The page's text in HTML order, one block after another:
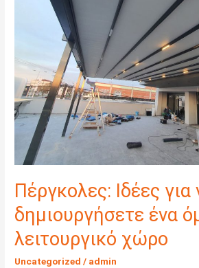
Πέργκολες: Ιδέες για
δημιουργήσετε ένα
λειτουργικό χώρο
Uncategorized / admin
δημιουργήσετε
όμορφο
και
λειτουργικό
χώρο